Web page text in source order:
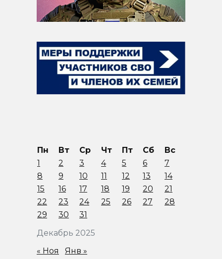
Декабрь 2025
Пн Вт Ср Чт Пт Сб
Вс
1
2 3 4 5 6
7
8
9 10 11 12 13
14
15
16 17 18 19 20
21
22
23 24 25 26 27
28
29
30 31
« Ноя Янв »